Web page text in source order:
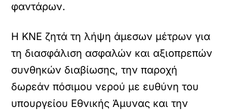
φαντάρων.
Η ΚΝΕ ζητά τη λήψη άμεσων μέτρων για
τη διασφάλιση ασφαλών και αξιοπρεπών
συνθηκών διαβίωσης, την παροχή
δωρεάν πόσιμου νερού με ευθύνη του
υπουργείου Εθνικής Άμυνας και την